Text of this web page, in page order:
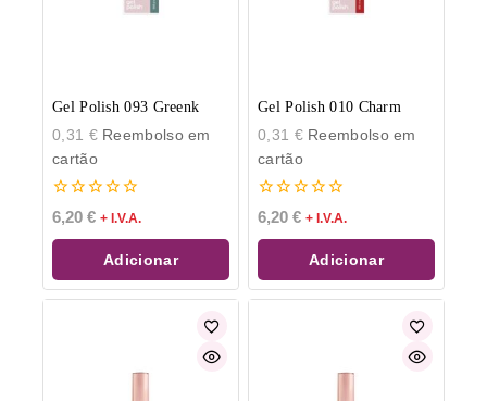
Gel Polish 093 Greenk
0,31 €Reembolso em
cartão
0
de
5
6,20 € + I.V.A.
Adicionar
Gel Polish 010 Charm
0,31 €Reembolso em
cartão
0
de
5
6,20 € + I.V.A.
Adicionar